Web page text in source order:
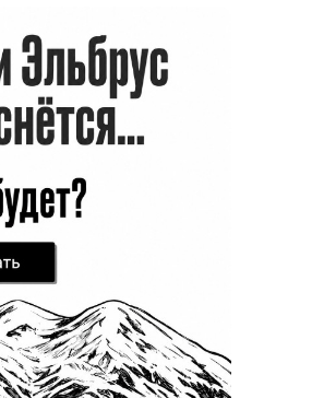
мечта голубая, очки розовые,
зелёная?
покорял Северный
история Павла Кушакова